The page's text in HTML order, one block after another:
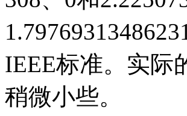
IEEE标准。实际
稍微小些。